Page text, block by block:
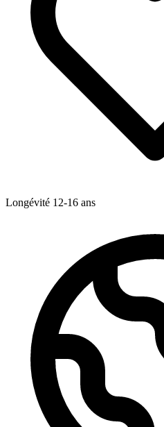
Longévité 12-16 ans